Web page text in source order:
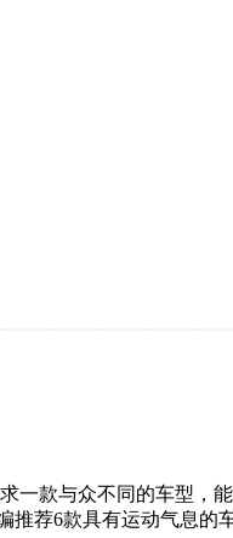
一款与众不同的车型，
推荐6款具有运动气息的